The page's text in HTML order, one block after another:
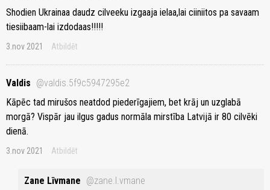
Shodien Ukrainaa daudz cilveeku izgaaja ielaa,lai ciiniitos pa savaam
tiesiibaam-lai izdodaas!!!!!
3.nov 2021 Atbildēt
Valdis @valdis.5f9c5947295e2
Kāpēc tad mirušos neatdod piederīgajiem, bet krāj un uzglabā
morgā? Vispār jau ilgus gadus normāla mirstība Latvijā ir 80 cilvēki
dienā.
3.nov 2021 Atbildēt
Zane Līvmane @zane.l.vmane